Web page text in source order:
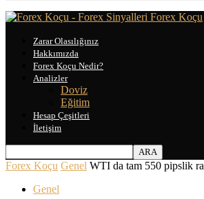
Forex Koçu
Zarar Olasılığınız
Hakkımızda
Forex Koçu Nedir?
Analizler
Doviz
Eğitim
Hesap Çeşitleri
İletişim
Forex Koçu Genel WTI da tam 550 pipslik
Genel